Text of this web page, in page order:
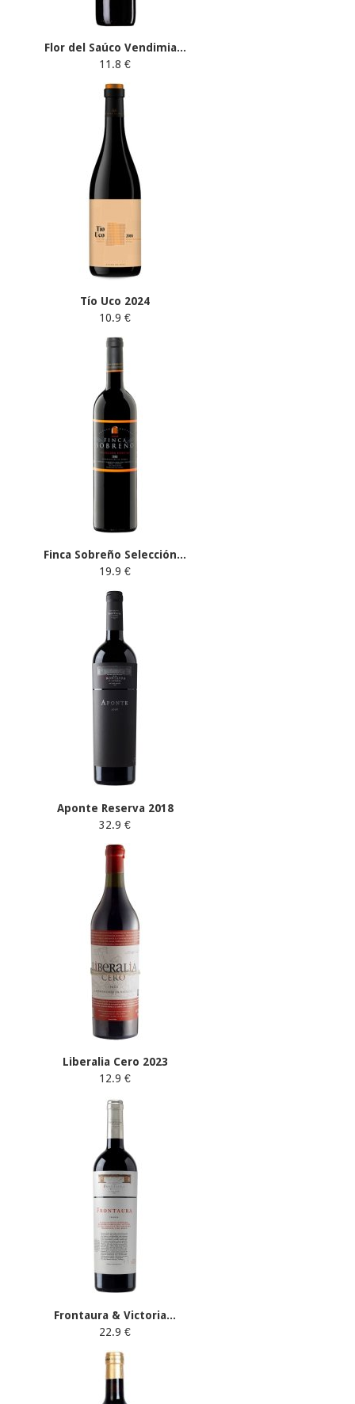
Flor del Saúco Vendimia...
11.8 €
Tío Uco 2024
10.9 €
Finca Sobreño Selección...
19.9 €
Aponte Reserva 2018
32.9 €
Liberalia Cero 2023
12.9 €
Frontaura & Victoria...
22.9 €